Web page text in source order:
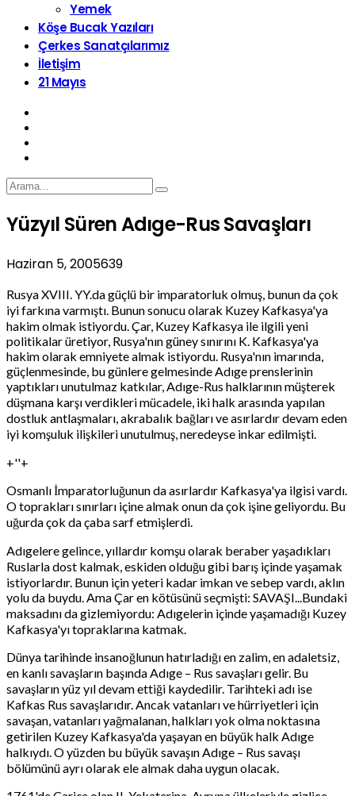
Yemek
Köşe Bucak Yazıları
Çerkes Sanatçılarımız
İletişim
21 Mayıs
Yüzyıl Süren Adıge-Rus Savaşları
Haziran 5, 2005639
Rusya XVIII. YY.da güçlü bir imparatorluk olmuş, bunun da çok
iyi farkına varmıştı. Bunun sonucu olarak Kuzey Kafkasya'ya
hakim olmak istiyordu. Çar, Kuzey Kafkasya ile ilgili yeni
politikalar üretiyor, Rusya'nın güney sınırını K. Kafkasya'ya
hakim olarak emniyete almak istiyordu. Rusya'nın imarında,
güçlenmesinde, bu günlere gelmesinde Adıge prenslerinin
yaptıkları unutulmaz katkılar, Adıge-Rus halklarının müşterek
düşmana karşı verdikleri mücadele, iki halk arasında yapılan
dostluk antlaşmaları, akrabalık bağları ve asırlardır devam eden
iyi komşuluk ilişkileri unutulmuş, neredeyse inkar edilmişti.
+''+
Osmanlı İmparatorluğunun da asırlardır Kafkasya'ya ilgisi vardı.
O toprakları sınırları içine almak onun da çok işine geliyordu. Bu
uğurda çok da çaba sarf etmişlerdi.
Adıgelere gelince, yıllardır komşu olarak beraber yaşadıkları
Ruslarla dost kalmak, eskiden olduğu gibi barış içinde yaşamak
istiyorlardır. Bunun için yeteri kadar imkan ve sebep vardı, aklın
yolu da buydu. Ama Çar en kötüsünü seçmişti: SAVAŞI...Bundaki
maksadını da gizlemiyordu: Adıgelerin içinde yaşamadığı Kuzey
Kafkasya'yı topraklarına katmak.
Dünya tarihinde insanoğlunun hatırladığı en zalim, en adaletsiz,
en kanlı savaşların başında Adıge – Rus savaşları gelir. Bu
savaşların yüz yıl devam ettiği kaydedilir. Tarihteki adı ise
Kafkas Rus savaşlarıdır. Ancak vatanları ve hürriyetleri için
savaşan, vatanları yağmalanan, halkları yok olma noktasına
getirilen Kuzey Kafkasya'da yaşayan en büyük halk Adıge
halkıydı. O yüzden bu büyük savaşın Adıge – Rus savaşı
bölümünü ayrı olarak ele almak daha uygun olacak.